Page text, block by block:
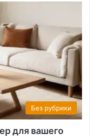
Без рубрики
для вашего